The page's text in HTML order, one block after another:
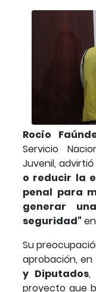
Rocío
Servicio
Juvenil,
o reducir la
penal para
generar una
seguridad"
Su
aprobación, en
y Diputados,
proyecto que